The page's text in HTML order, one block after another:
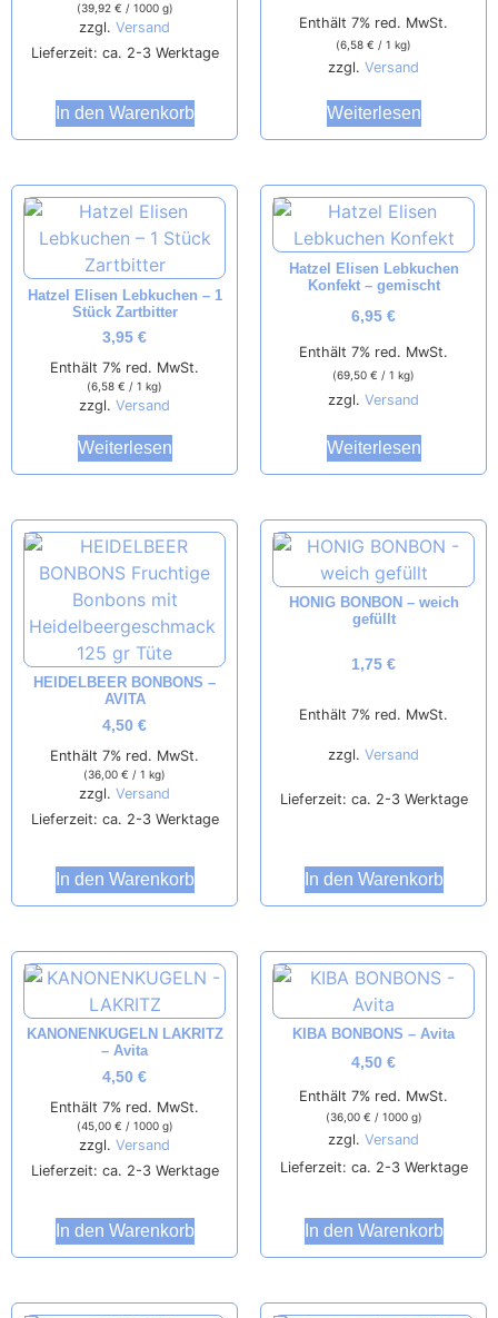
(39,92 € / 1000 g)
zzgl. Versand
Lieferzeit: ca. 2-3 Werktage
In den Warenkorb
Enthält 7% red. MwSt.
(6,58 € / 1 kg)
zzgl. Versand
Weiterlesen
Hatzel Elisen Lebkuchen – 1
Stück Zartbitter
3,95 €
Enthält 7% red. MwSt.
(6,58 € / 1 kg)
zzgl. Versand
Weiterlesen
Hatzel Elisen Lebkuchen
Konfekt – gemischt
6,95 €
Enthält 7% red. MwSt.
(69,50 € / 1 kg)
zzgl. Versand
Weiterlesen
HEIDELBEER BONBONS –
AVITA
4,50 €
Enthält 7% red. MwSt.
(36,00 € / 1 kg)
zzgl. Versand
Lieferzeit: ca. 2-3 Werktage
In den Warenkorb
HONIG BONBON – weich
gefüllt
1,75 €
Enthält 7% red. MwSt.
zzgl. Versand
Lieferzeit: ca. 2-3 Werktage
In den Warenkorb
KANONENKUGELN LAKRITZ
– Avita
4,50 €
Enthält 7% red. MwSt.
(45,00 € / 1000 g)
zzgl. Versand
Lieferzeit: ca. 2-3 Werktage
In den Warenkorb
KIBA BONBONS – Avita
4,50 €
Enthält 7% red. MwSt.
(36,00 € / 1000 g)
zzgl. Versand
Lieferzeit: ca. 2-3 Werktage
In den Warenkorb